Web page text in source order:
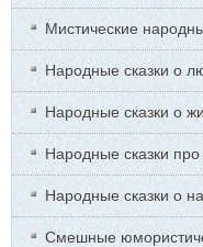
Мистические
Народные сказки о
Народные сказки о
Народные сказки про
Народные сказки о
Смешные